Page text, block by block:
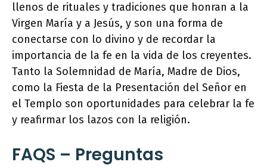
llenos de rituales y tradiciones que honran a la
Virgen María y a Jesús, y son una forma de
conectarse con lo divino y de recordar la
importancia de la fe en la vida de los creyentes.
Tanto la Solemnidad de María, Madre de Dios,
como la Fiesta de la Presentación del Señor en
el Templo son oportunidades para celebrar la fe
y reafirmar los lazos con la religión.
FAQS – Preguntas